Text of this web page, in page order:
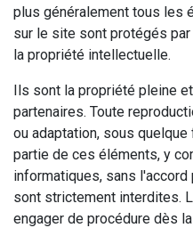
plus généralement tous les
sur le site sont protégés
la propriété intellectuelle.
Ils sont la propriété pleine
partenaires. Toute
ou adaptation, sous
partie de ces éléments, y
informatiques, sans
sont strictement interdites.
engager de procédure dès